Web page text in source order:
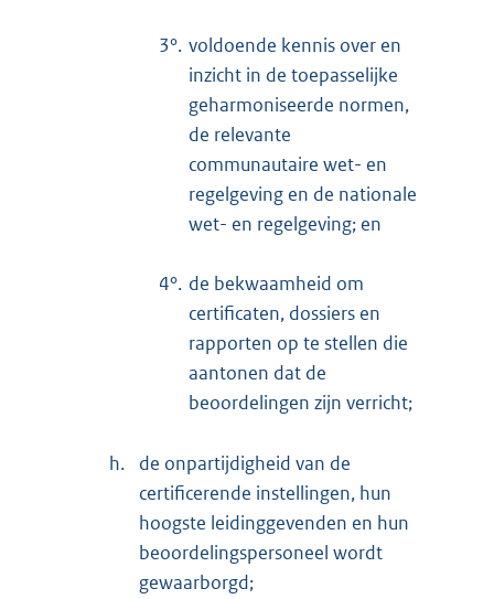
3°. voldoende kennis over en
inzicht in de toepasselijke
geharmoniseerde normen,
de relevante
communautaire wet- en
regelgeving en de nationale
wet- en regelgeving; en
4°. de bekwaamheid om
certificaten, dossiers en
rapporten op te stellen die
aantonen dat de
beoordelingen zijn verricht;
h.
de onpartijdigheid van de
certificerende instellingen, hun
hoogste leidinggevenden en hun
beoordelingspersoneel wordt
gewaarborgd;